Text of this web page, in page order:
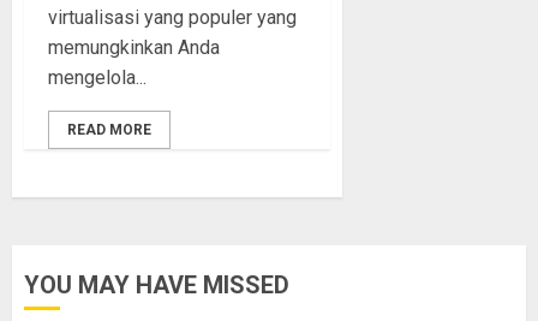
virtualisasi yang populer yang
memungkinkan Anda
mengelola...
READ MORE
YOU MAY HAVE MISSED